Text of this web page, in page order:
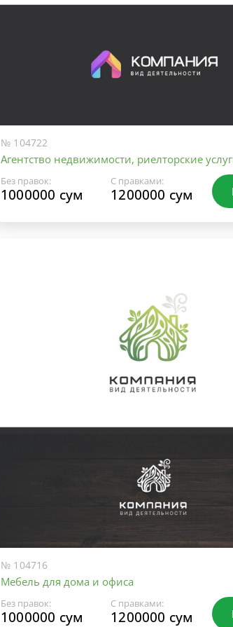
№ 104722
Агентство недвижимости, риелторские
Без правок:
1000000 сум
С правками:
1200000 сум
№ 104716
Мебель для дома и офиса
Без правок:
1000000 сум
С правками:
1200000 сум